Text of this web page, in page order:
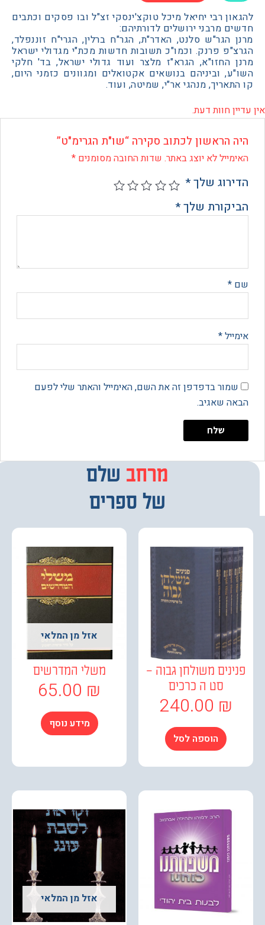
רבי יחיאל מיכל טוקצ'ינסקי זצ"ל ובו פסקים וכתבים
מרבני ירושלים לדורתיהם:
הגר"ש סלנט, האדר"ת, הגר"ח ברלין, הגרי"ח זוננפלד,
פרנק. וכמו"כ תשובות חדשות מכת"י מגדולי ישראל
החזו"א, הגרא"ז מלצר ועוד גדולי ישראל, בד' חלקי
וביניהם בנושאים אקטואלים ומגוונים כזמני היום,
מנהגי אר"י, שמיטה, ועוד.
חוות דעת.
הראשון לכתוב סקירה “שו"ת הגרימ"ט”
לא יוצג באתר.שדות החובה מסומנים*
שלך*
שלך*
בדפדפן זה את השם, האימייל והאתר שלי לפעם
שאגיב.
מרחב
מבחרשלם
של ספרים
משולחן גבוה –
סט ה כרכים
240.00
הוספה לסל
אזל מן המלאי
משלי המדרשים
65.00
מידע נוסף
אזל מן המלאי